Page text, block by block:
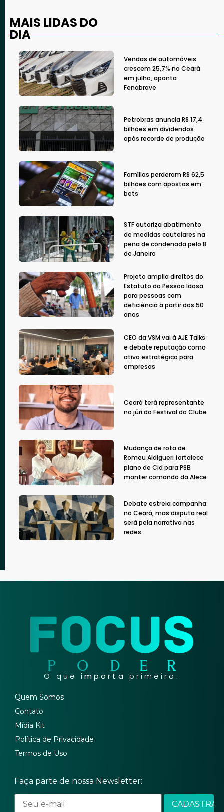
MAIS LIDAS DO
DIA
Vendas de automóveis
crescem 25,7% no Ceará
em julho, aponta
Fenabrave
Petrobras anuncia R$ 17,4
bilhões em dividendos
após recorde de produção
Famílias perderam R$ 62,5
bilhões com apostas em
bets
STF autoriza abatimento
de medidas cautelares na
pena de condenada pelo 8
de Janeiro
Projeto amplia direitos do
Estatuto da Pessoa Idosa
para pessoas com
deficiência a partir dos 50
anos
CEO da VSM vai à AJE Talks
e debate reputação como
ativo estratégico para
empresas
Ceará terá representante
no júri do Festival do Clube
Mudança de rota de
Romeu Aldigueri fortalece
plano de Cid para PSB
manter comando da Alece
Debate estreia campanha
no Ceará, mas disputa real
será pela narrativa nas
redes
O que importa primeiro.
Quem Somos
Contato
Mídia Kit
Política de Privacidade
Termos de Uso
Faça parte de nossa Newsletter: